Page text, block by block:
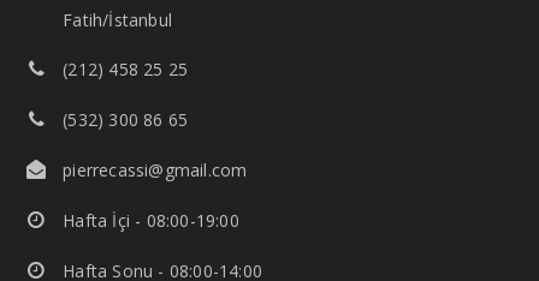
Fatih/İstanbul
(212) 458 25 25
(532) 300 86 65
pierrecassi@gmail.com
Hafta İçi - 08:00-19:00
Hafta Sonu - 08:00-14:00